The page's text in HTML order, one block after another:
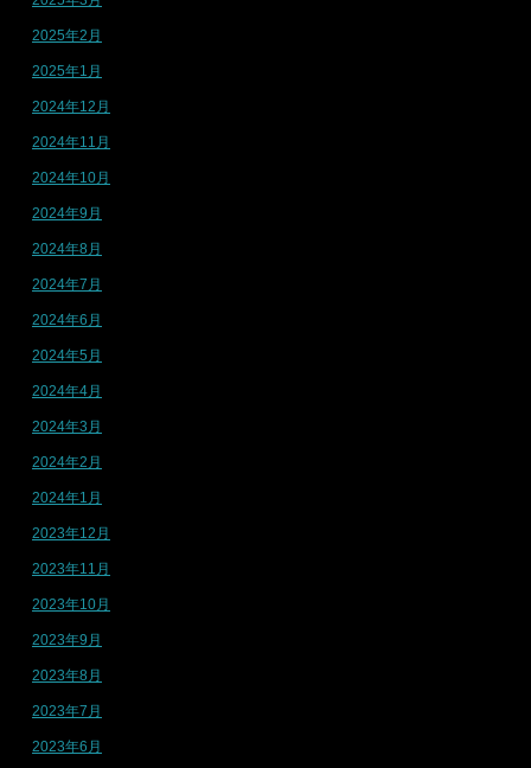
2025年2月
2025年1月
2024年12月
2024年11月
2024年10月
2024年9月
2024年8月
2024年7月
2024年6月
2024年5月
2024年4月
2024年3月
2024年2月
2024年1月
2023年12月
2023年11月
2023年10月
2023年9月
2023年8月
2023年7月
2023年6月